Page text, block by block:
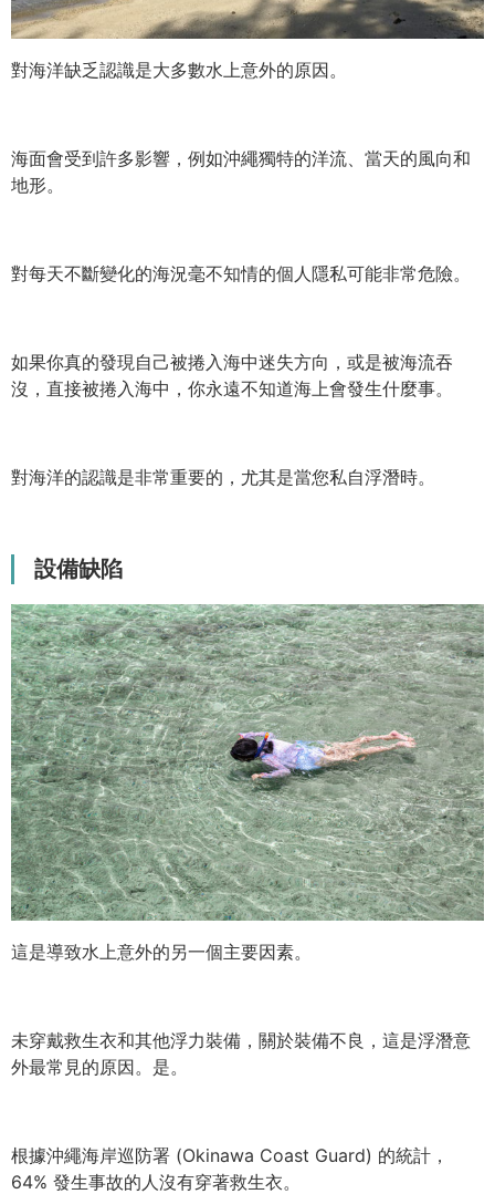
對海洋缺乏認識是大多數水上意外的原因。
海面會受到許多影響，例如沖繩獨特的洋流、當天的風向和
地形。
對每天不斷變化的海況毫不知情的個人隱私可能非常危險。
如果你真的發現自己被捲入海中迷失方向，或是被海流吞
沒，直接被捲入海中，你永遠不知道海上會發生什麼事。
對海洋的認識是非常重要的，尤其是當您私自浮潛時。
設備缺陷
這是導致水上意外的另一個主要因素。
未穿戴救生衣和其他浮力裝備，關於裝備不良，這是浮潛意
外最常見的原因。 是。
根據沖繩海岸巡防署 (Okinawa Coast Guard) 的統計，
64% 發生事故的人沒有穿著救生衣。